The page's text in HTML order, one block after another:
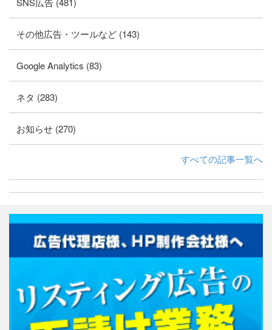
その他広告・ツールなど (143)
Google Analytics (83)
ネタ (283)
お知らせ (270)
すべての記事一覧へ